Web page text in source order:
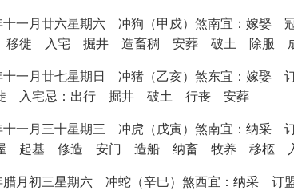
十一月廿六星期六 冲狗（甲戍）煞南
徙 入宅 掘井 造畜稠 安葬 破土 除服
十一月廿七星期日 冲猪（乙亥）煞东
宅忌：出行 掘井 破土 行丧 安葬
十一月三十星期三 冲虎（戊寅）煞南宜
起基 修造 安门 造船 纳畜 牧养 移柩
年腊月初三星期六 冲蛇（辛巳）煞西宜